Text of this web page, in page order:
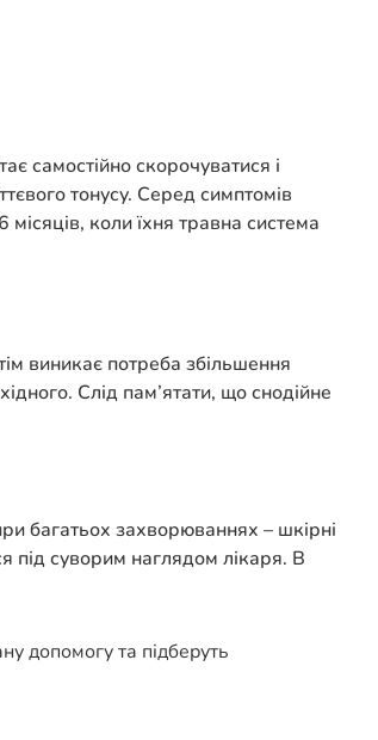
самостійно скорочуватися і
тонусу. Серед симптомів
коли їхня травна система
виникає потреба збільшення
Слід пам’ятати, що снодійне
багатьох захворюваннях – шкірні
під суворим наглядом лікаря. В
допомогу та підберуть